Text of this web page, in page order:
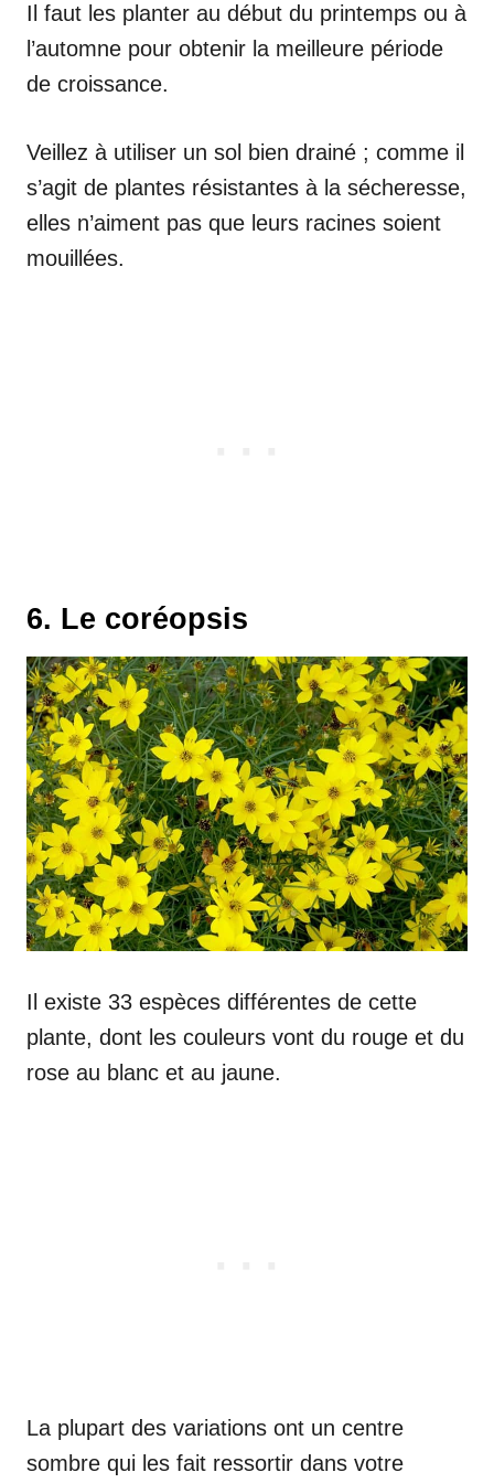
Il faut les planter au début du printemps ou à
l’automne pour obtenir la meilleure période
de croissance.
Veillez à utiliser un sol bien drainé ; comme il
s’agit de plantes résistantes à la sécheresse,
elles n’aiment pas que leurs racines soient
mouillées.
6. Le coréopsis
Il existe 33 espèces différentes de cette
plante, dont les couleurs vont du rouge et du
rose au blanc et au jaune.
La plupart des variations ont un centre
sombre qui les fait ressortir dans votre